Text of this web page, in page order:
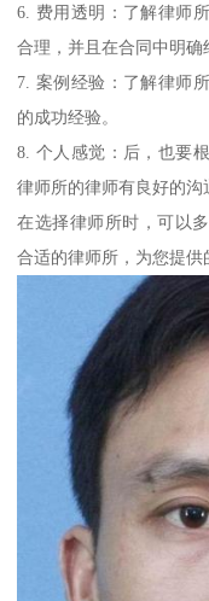
6. 费用透明：了解律师
合理，并且在合同中明确
7. 案例经验：了解律师
的成功经验。
8. 个人感觉：后，也要
律师所的律师有良好的沟
在选择律师所时，可以
合适的律师所，为您提供